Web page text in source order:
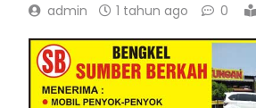
admin 1 tahun ago 0